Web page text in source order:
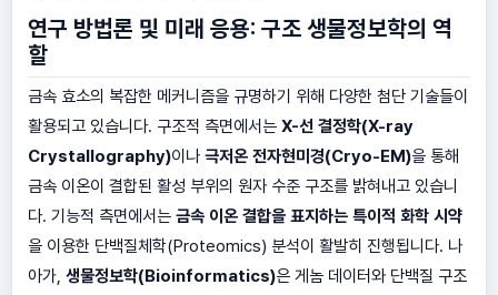
연구 방법론 및 미래 응용: 구조 생물정보학의 역
할
금속 효소의 복잡한 메커니즘을 규명하기 위해 다양한 첨단 기술들이
활용되고 있습니다. 구조적 측면에서는 X-선 결정학(X-ray
Crystallography)이나극저온 전자현미경(Cryo-EM)을 통해
금속 이온이 결합된 활성 부위의 원자 수준 구조를 밝혀내고 있습니
다. 기능적 측면에서는 금속 이온 결합을 표지하는 특이적 화학 시약
을 이용한 단백질체학(Proteomics) 분석이 활발히 진행됩니다. 나
아가, 생물정보학(Bioinformatics)은 게놈 데이터와 단백질 구조